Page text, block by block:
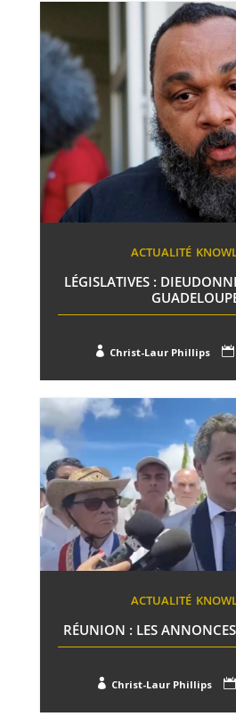
ACTUALITÉ
LÉGISLATIVES :
 Christ-Laur Phillips 
ACTUALITÉ
RÉUNION : LES
 Christ-Laur Phillips 